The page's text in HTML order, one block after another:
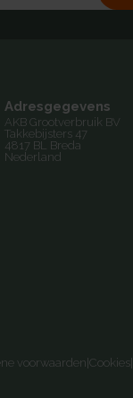
Adresgegevens
AKB Grootverbruik BV
Takkebijsters 47
4817 BL Breda
Nederland
voorwaarden|Cookies|